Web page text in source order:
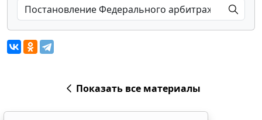
Показать все материалы